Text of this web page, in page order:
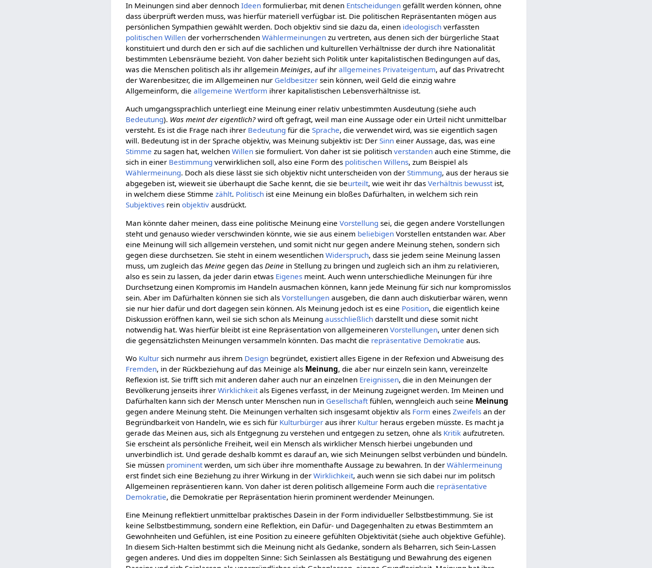
In Meinungen sind aber dennochIdeen formulierbar, mit denen Entscheidungen gefällt werden können, ohne
dass überprüft werden muss, was hierfür materiell verfügbar ist. Die politischen Repräsentanten mögen aus
persönlichen Sympathien gewählt werden. Doch objektiv sind sie dazu da, einen ideologisch verfassten
politischen Willen der vorherrschendenWählermeinungen zu vertreten, aus denen sich der bürgerliche Staat
konstituiert und durch den er sich auf die sachlichen und kulturellen Verhältnisse der durch ihre Nationalität
bestimmten Lebensräume bezieht. Von daher bezieht sich Politik unter kapitalistischen Bedingungen auf das,
was die Menschen politisch als ihr allgemeinMeiniges, auf ihrallgemeines Privateigentum, auf das Privatrecht
der Warenbesitzer, die im Allgemeinen nur Geldbesitzer sein können, weil Geld die einzig wahre
Allgemeinform, dieallgemeine Wertform ihrer kapitalistischen Lebensverhältnisse ist.
Auch umgangssprachlich unterliegt eine Meinung einer relativ unbestimmten Ausdeutung (siehe auch
Bedeutung). Was meint der eigentlich? wird oft gefragt, weil man eine Aussage oder ein Urteil nicht unmittelbar
versteht. Es ist die Frage nach ihrer Bedeutung für dieSprache, die verwendet wird, was sie eigentlich sagen
will. Bedeutung ist in der Sprache objektiv, was Meinung subjektiv ist: DerSinn einer Aussage, das, was eine
Stimme zu sagen hat, welchenWillen sie formuliert. Von daher ist sie politischverstanden auch eine Stimme, die
sich in einer Bestimmung verwirklichen soll, also eine Form des politischen Willens, zum Beispiel als
Wählermeinung. Doch als diese lässt sie sich objektiv nicht unterscheiden von derStimmung, aus der heraus sie
abgegeben ist, wieweit sie überhaupt die Sache kennt, die sie beurteilt, wie weit ihr dasVerhältnis bewusstist,
in welchem diese Stimmezählt. Politisch ist eine Meinung ein bloßes Dafürhalten, in welchem sich rein
Subjektives reinobjektiv ausdrückt.
Man könnte daher meinen, dass eine politische Meinung eineVorstellung sei, die gegen andere Vorstellungen
steht und genauso wieder verschwinden könnte, wie sie aus einem beliebigen Vorstellen entstanden war. Aber
eine Meinung will sich allgemein verstehen, und somit nicht nur gegen andere Meinung stehen, sondern sich
gegen diese durchsetzen. Sie steht in einem wesentlichenWiderspruch, dass sie jedem seine Meinung lassen
muss, um zugleich das Meine gegen das Deine in Stellung zu bringen und zugleich sich an ihm zu relativieren,
also es sein zu lassen, da jeder darin etwas Eigenes meint. Auch wenn unterschiedliche Meinungen für ihre
Durchsetzung einen Kompromis im Handeln ausmachen können, kann jede Meinung für sich nur kompromisslos
sein. Aber im Dafürhalten können sie sich alsVorstellungen ausgeben, die dann auch diskutierbar wären, wenn
sie nur hier dafür und dort dagegen sein können. Als Meinung jedoch ist es eine Position, die eigentlich keine
Diskussion eröffnen kann, weil sie sich schon als Meinungausschließlich darstellt und diese somit nicht
notwendig hat. Was hierfür bleibt ist eine Repräsentation von allgemeinerenVorstellungen, unter denen sich
die gegensätzlichsten Meinungen versammeln könnten. Das macht die repräsentative Demokratie aus.
Wo Kultur sich nurmehr aus ihrem Design begründet, existiert alles Eigene in der Refexion und Abweisung des
Fremden, in der Rückbeziehung auf das Meinige als Meinung, die aber nur einzeln sein kann, vereinzelte
Reflexion ist. Sie trifft sich mit anderen daher auch nur an einzelnen Ereignissen, die in den Meinungen der
Bevölkerung jenseits ihrerWirklichkeit als Eigenes verfasst, in der Meinung zugeignet werden. Im Meinen und
Dafürhalten kann sich der Mensch unter Menschen nun in Gesellschaft fühlen, wenngleich auch seine Meinung
gegen andere Meinung steht. Die Meinungen verhalten sich insgesamt objektiv als Form einesZweifels an der
Begründbarkeit von Handeln, wie es sich für Kulturbürger aus ihrer Kultur heraus ergeben müsste. Es macht ja
gerade das Meinen aus, sich als Entgegnung zu verstehen und entgegen zu setzen, ohne als Kritik aufzutreten.
Sie erscheint als persönliche Freiheit, weil ein Mensch als wirklicher Mensch hierbei ungebunden und
unverbindlich ist. Und gerade deshalb kommt es darauf an, wie sich Meinungen selbst verbünden und bündeln.
Sie müssen prominent werden, um sich über ihre momenthafte Aussage zu bewahren. In derWählermeinung
erst findet sich eine Beziehung zu ihrer Wirkung in derWirklichkeit, auch wenn sie sich dabei nur im politsch
Allgemeinen repräsentieren kann. Von daher ist deren politisch allgemeine Form auch die repräsentative
Demokratie, die Demokratie per Repräsentation hierin prominent werdender Meinungen.
Eine Meinung reflektiert unmittelbar praktisches Dasein in der Form individueller Selbstbestimmung. Sie ist
keine Selbstbestimmung, sondern eine Reflektion, ein Dafür- und Dagegenhalten zu etwas Bestimmtem an
Gewohnheiten und Gefühlen, ist eine Position zu eineere gefühlten Objektivität (siehe auch objektive Gefühle).
In diesem Sich-Halten bestimmt sich die Meinung nicht als Gedanke, sondern als Beharren, sich Sein-Lassen
gegen anderes. Und dies im doppelten Sinne: Sich Seinlassen als Bestätigung und Bewahrung des eigenen